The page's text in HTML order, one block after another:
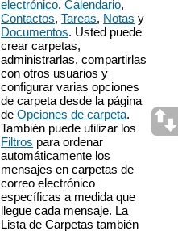
electrónico,Calendario,
Contactos,Tareas, Notas y
Documentos. Usted puede
crear carpetas,
administrarlas, compartirlas
con otros usuarios y
configurar varias opciones
de carpeta desde la página
deOpciones de carpeta.
También puede utilizar los
Filtros para ordenar
automáticamente los
mensajes en carpetas de
correo electrónico
específicas a medida que
llegue cada mensaje. La
Lista de Carpetas también